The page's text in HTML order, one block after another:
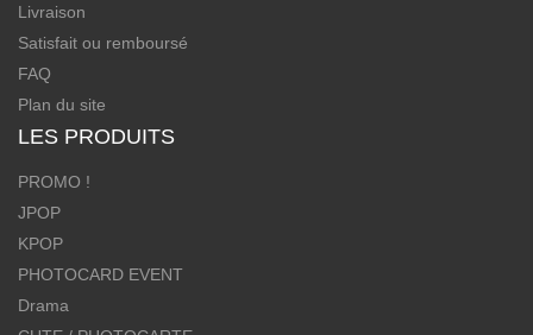
Livraison
Satisfait ou remboursé
FAQ
Plan du site
LES PRODUITS
PROMO !
JPOP
KPOP
PHOTOCARD EVENT
Drama